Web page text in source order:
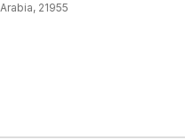
21955